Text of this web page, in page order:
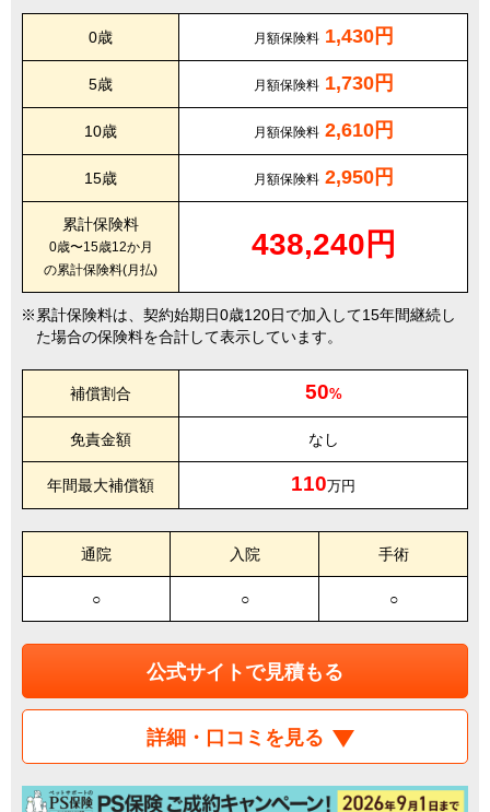
0歳 月額保険料 1,430円
5歳 月額保険料 1,730円
10歳 月額保険料 2,610円
15歳 月額保険料 2,950円
累計保険料
0歳〜15歳12か月
の累計保険料(月払)
438,240円
累計保険料は、契約始期日0歳120日で加入して15年間継続し
た場合の保険料を合計して表示しています。
補償割合 50%
免責金額 なし
年間最大補償額 110万円
通院 入院 手術
○ ○ ○
公式サイトで見積もる
詳細・口コミを見る